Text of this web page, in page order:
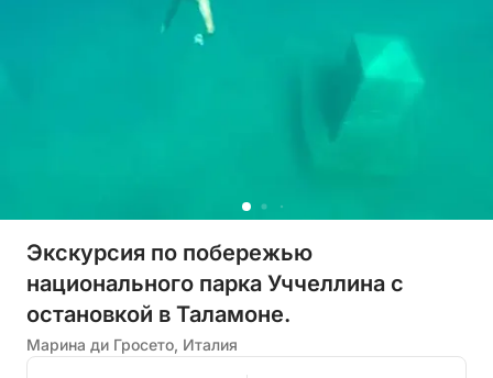
Экскурсия по побережью
национального парка Уччеллина с
остановкой в Таламоне.
Марина ди Гросето, Италия